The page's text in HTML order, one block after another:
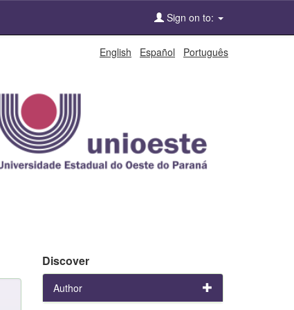
Sign on to:
English Español Português
Discover
Author